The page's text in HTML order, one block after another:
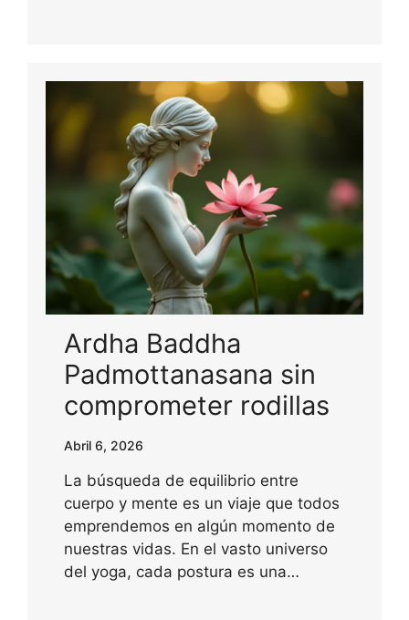
Ardha Baddha
Padmottanasana sin
comprometer rodillas
Abril 6, 2026
La búsqueda de equilibrio entre
cuerpo y mente es un viaje que todos
emprendemos en algún momento de
nuestras vidas. En el vasto universo
del yoga, cada postura es una…